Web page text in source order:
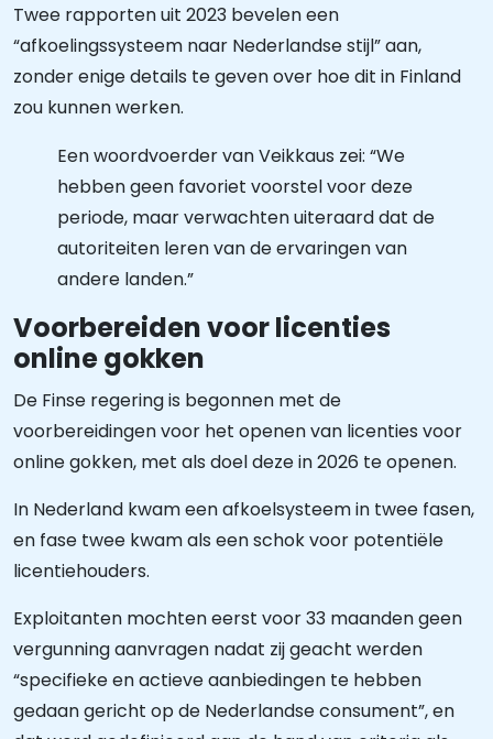
Twee rapporten uit 2023 bevelen een
“afkoelingssysteem naar Nederlandse stijl” aan,
zonder enige details te geven over hoe dit in Finland
zou kunnen werken.
Een woordvoerder van Veikkaus zei: “We
hebben geen favoriet voorstel voor deze
periode, maar verwachten uiteraard dat de
autoriteiten leren van de ervaringen van
andere landen.”
Voorbereiden voor licenties
online gokken
De Finse regering is begonnen met de
voorbereidingen voor het openen van licenties voor
online gokken, met als doel deze in 2026 te openen.
In Nederland kwam een afkoelsysteem in twee fasen,
en fase twee kwam als een schok voor potentiële
licentiehouders.
Exploitanten mochten eerst voor 33 maanden geen
vergunning aanvragen nadat zij geacht werden
“specifieke en actieve aanbiedingen te hebben
gedaan gericht op de Nederlandse consument”, en